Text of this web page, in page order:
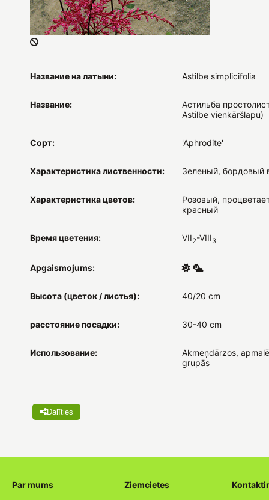
Название на латыни: Astilbe simplicifolia
Название:
Астильба
Astilbe vienkāršlapu)
Сорт: 'Aphrodite'
Характеристика лиственности: Зеленый, бордовый
Характеристика цветов:
Розовый,
красный
Время цветения: VII2-VIII3
Apgaismojums:
Высота (цветок / листья): 40/20 cm
расстояние посадки: 30-40 cm
Использование:
Akmeņdārzos,
grupās
Dalīties
Par mums Ziemcietes